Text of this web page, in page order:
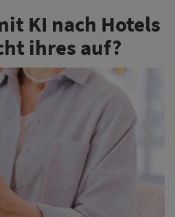
KI nach Hotels
ihres auf?